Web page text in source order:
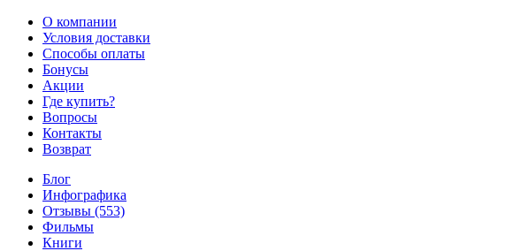
О компании
Условия доставки
Способы оплаты
Бонусы
Акции
Где купить?
Вопросы
Контакты
Возврат
Блог
Инфографика
Отзывы (553)
Фильмы
Книги